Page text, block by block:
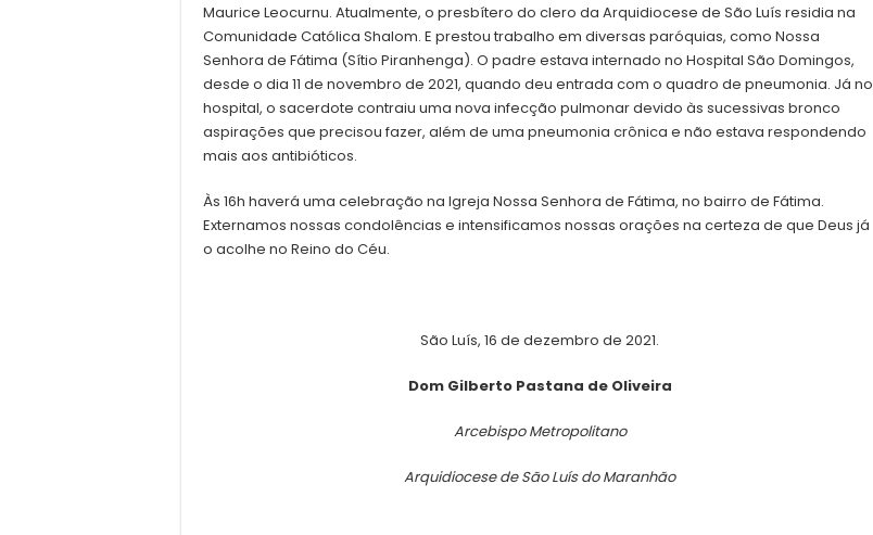
Maurice Leocurnu. Atualmente, o presbítero do clero da Arquidiocese de São Luís residia na
Comunidade Católica Shalom. E prestou trabalho em diversas paróquias, como Nossa
Senhora de Fátima (Sítio Piranhenga). O padre estava internado no Hospital São Domingos,
desde o dia 11 de novembro de 2021, quando deu entrada com o quadro de pneumonia. Já no
hospital, o sacerdote contraiu uma nova infecção pulmonar devido às sucessivas bronco
aspirações que precisou fazer, além de uma pneumonia crônica e não estava respondendo
mais aos antibióticos.
Às 16h haverá uma celebração na Igreja Nossa Senhora de Fátima, no bairro de Fátima.
Externamos nossas condolências e intensificamos nossas orações na certeza de que Deus já
o acolhe no Reino do Céu.
São Luís, 16 de dezembro de 2021.
Dom Gilberto Pastana de Oliveira
Arcebispo Metropolitano
Arquidiocese de São Luís do Maranhão